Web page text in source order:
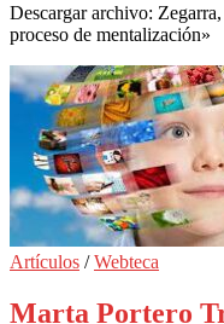
Descargar archivo:
proceso de mentalización»
Artículos /Webteca
Marta Portero